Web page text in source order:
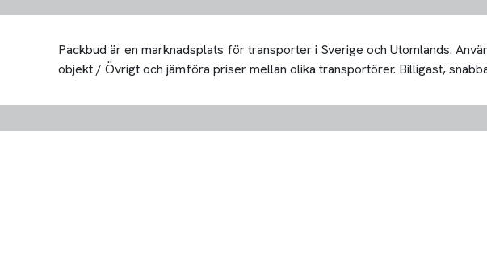
Packbud är en marknadsplats för transporter i Sverige och Utomlands.
objekt / Övrigt och jämföra priser mellan olika transportörer. Billigast,